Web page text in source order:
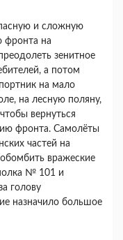
и сложную
фронта на
зенитное
а потом
на мало
на лесную поляну,
вернуться
фронта. Самолёты
частей на
вражеские
№ 101 и
голову
назначило большое